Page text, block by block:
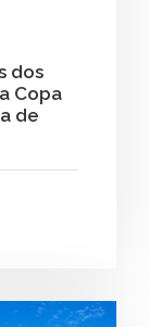
dos
Copa
de